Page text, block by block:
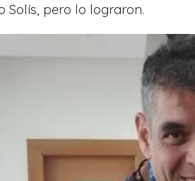
Solís, pero lo lograron.